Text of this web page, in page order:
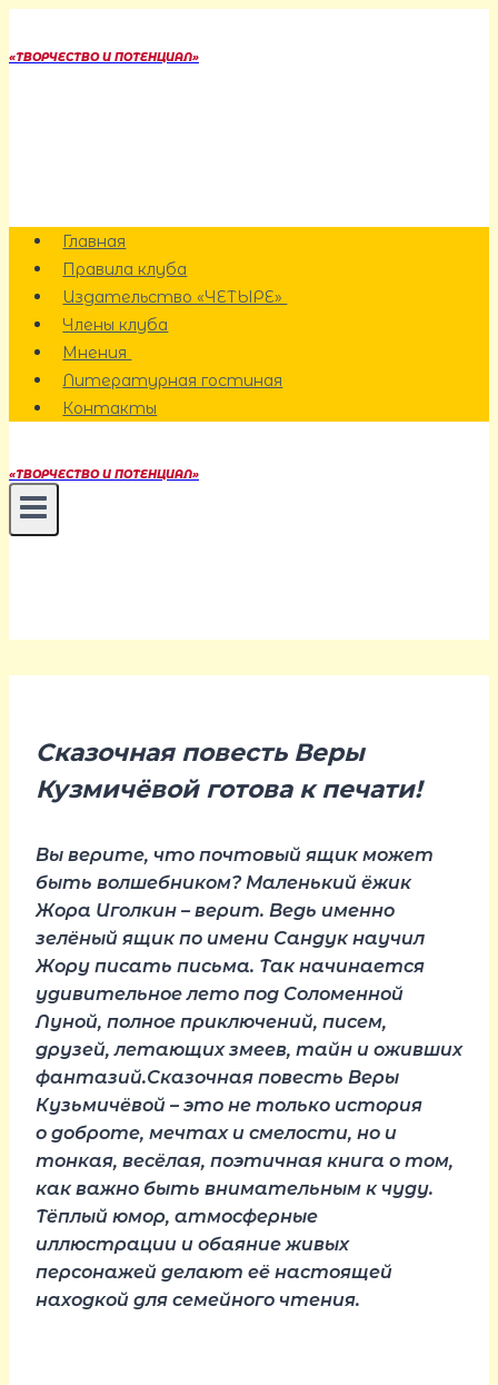
к
«ТВОРЧЕСТВО И ПОТЕНЦИАЛ»
Главная
Правила клуба
Издательство «ЧЕТЫРЕ»
Члены клуба
Мнения
Литературная гостиная
Контакты
«ТВОРЧЕСТВО И ПОТЕНЦИАЛ»
Сказочная повесть Веры
Кузмичёвой готова к печати!
Вы верите, что почтовый ящик может
быть волшебником? Маленький ёжик
Жора Иголкин – верит. Ведь именно
зелёный ящик по имени Сандук научил
Жору писать письма. Так начинается
удивительное лето под Соломенной
Луной, полное приключений, писем,
друзей, летающих змеев, тайн и оживших
фантазий.Сказочная повесть Веры
Кузьмичёвой – это не только история
о доброте, мечтах и смелости, но и
тонкая, весёлая, поэтичная книга о том,
как важно быть внимательным к чуду.
Тёплый юмор, атмосферные
иллюстрации и обаяние живых
персонажей делают её настоящей
находкой для семейного чтения.